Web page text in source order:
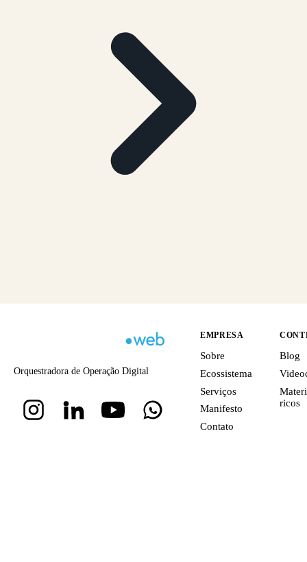
Orquestradora de Operação Digital
EMPRESA
Sobre
Ecossistema
Serviços
Manifesto
Contato
Blog
ricos